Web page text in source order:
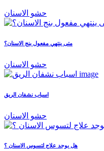
حشو الاسنان
متى ينتهي مفعول بنج الاسنان؟
حشو الاسنان
اسباب نشفان الريق
حشو الاسنان
هل يوجد علاج لتسوس الاسنان ؟